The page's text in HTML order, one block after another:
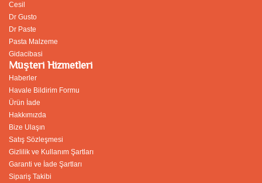
Cesil
Dr Gusto
Dr Paste
Pasta Malzeme
Gidacibasi
Müşteri Hizmetleri
Haberler
Havale Bildirim Formu
Ürün İade
Hakkımızda
Bize Ulaşın
Satış Sözleşmesi
Gizlilik ve Kullanım Şartları
Garanti ve İade Şartları
Sipariş Takibi